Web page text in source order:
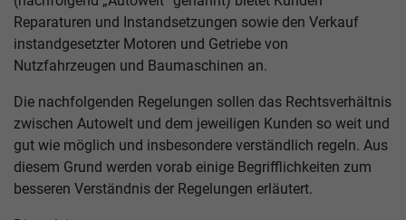
Reparaturen und Instandsetzungen sowie den Verkauf
instandgesetzter Motoren und Getriebe von
Nutzfahrzeugen und Baumaschinen an.
Die nachfolgenden Regelungen sollen das Rechtsverhältnis
zwischen Autowelt und dem jeweiligen Kunden so weit und
gut wie möglich und insbesondere verständlich regeln. Aus
diesem Grund werden vorab einige Begrifflichkeiten zum
besseren Verständnis der Regelungen erläutert.